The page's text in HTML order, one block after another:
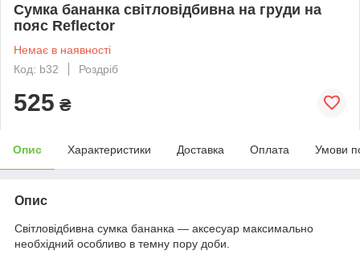
Сумка бананка світловідбивна на груди на
пояс Reflector
Немає в наявності
Код: b32
Роздріб
525 ₴
Опис Характеристики Доставка Оплата Умови
Опис
Світловідбивна сумка бананка — аксесуар максимально
необхідний особливо в темну пору доби.